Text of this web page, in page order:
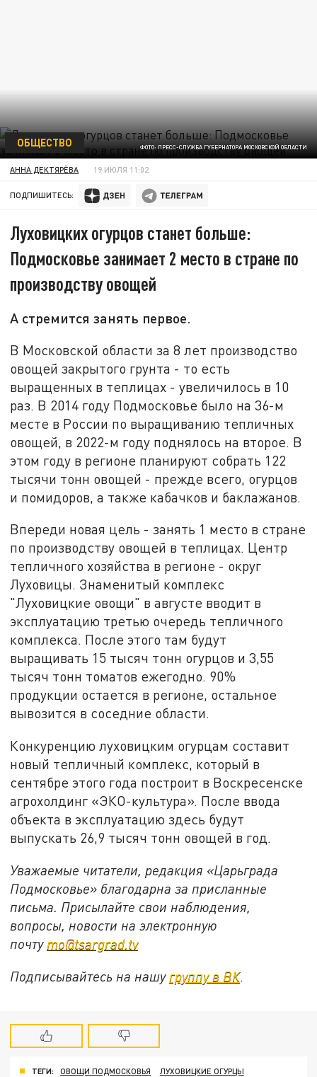
ФОТО: ПРЕСС-СЛУЖБА ГУБЕРНАТОРА МОСКОВСКОЙ ОБЛАСТИ
ОБЩЕСТВО
АННА ДЕКТЯРЁВА 19 ИЮЛЯ 11:02
ПОДПИШИТЕСЬ:
Луховицких огурцов станет больше:
Подмосковье занимает 2 место в стране по
производству овощей
А стремится занять первое.
В Московской области за 8 лет производство
овощей закрытого грунта - то есть
выращенных в теплицах - увеличилось в 10
раз. В 2014 году Подмосковье было на 36-м
месте в России по выращиванию тепличных
овощей, в 2022-м году поднялось на второе. В
этом году в регионе планируют собрать 122
тысячи тонн овощей - прежде всего, огурцов
и помидоров, а также кабачков и баклажанов.
Впереди новая цель - занять 1 место в стране
по производству овощей в теплицах. Центр
тепличного хозяйства в регионе - округ
Луховицы. Знаменитый комплекс
"Луховицкие овощи" в августе вводит в
эксплуатацию третью очередь тепличного
комплекса. После этого там будут
выращивать 15 тысяч тонн огурцов и 3,55
тысяч тонн томатов ежегодно. 90%
продукции остается в регионе, остальное
вывозится в соседние области.
Конкуренцию луховицким огурцам составит
новый тепличный комплекс, который в
сентябре этого года построит в Воскресенске
агрохолдинг «ЭКО-культура». После ввода
объекта в эксплуатацию здесь будут
выпускать 26,9 тысяч тонн овощей в год.
Уважаемые читатели, редакция «Царьграда
Подмосковье» благодарна за присланные
письма. Присылайте свои наблюдения,
вопросы, новости на электронную
почту mo@tsargrad.tv
Подписывайтесь на нашу группу в ВК.
ТЕГИ: ОВОЩИ ПОДМОСКОВЬЯ ЛУХОВИЦКИЕ ОГУРЦЫ